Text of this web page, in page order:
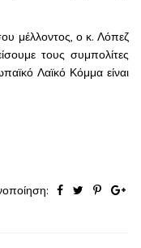
μέλλοντος, ο κ. Λόπεζ
τους συμπολίτες
Λαϊκό Κόμμα είναι